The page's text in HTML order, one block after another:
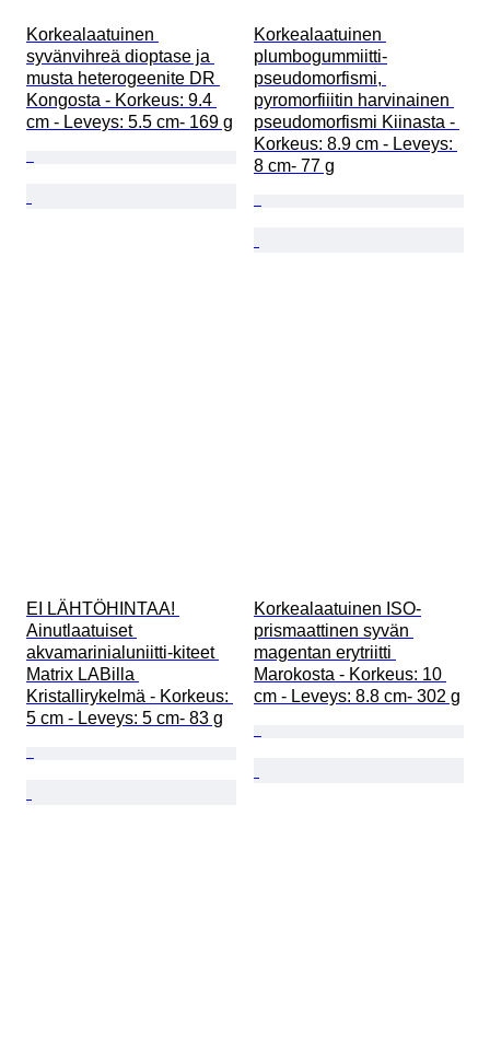
Korkealaatuinen
syvänvihreä dioptase ja
musta heterogeenite DR
Kongosta - Korkeus: 9.4
cm - Leveys: 5.5 cm- 169 g
Korkealaatuinen
plumbogummiitti-
pseudomorfismi,
pyromorfiiitin harvinainen
pseudomorfismi Kiinasta -
Korkeus: 8.9 cm - Leveys:
8 cm- 77 g
EI LÄHTÖHINTAA!
Ainutlaatuiset
akvamarinialuniitti-kiteet
Matrix LABilla
Kristallirykelmä - Korkeus:
5 cm - Leveys: 5 cm- 83 g
Korkealaatuinen ISO-
prismaattinen syvän
magentan erytriitti
Marokosta - Korkeus: 10
cm - Leveys: 8.8 cm- 302 g